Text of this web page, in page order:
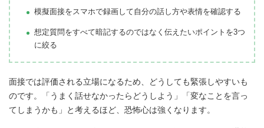
模擬面接をスマホで録画して自分の話し方や表情を確認する
想定質問をすべて暗記するのではなく伝えたいポイントを3つ
に絞る
面接では評価される立場になるため、どうしても緊張しやすいも
のです。「うまく話せなかったらどうしよう」「変なことを言っ
てしまうかも」と考えるほど、恐怖心は強くなります。